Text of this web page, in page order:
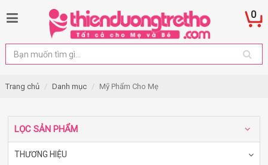
0
Trang chủ Danh mục Mỹ Phẩm Cho Mẹ
LỌC SẢN PHẨM
THƯƠNG HIỆU